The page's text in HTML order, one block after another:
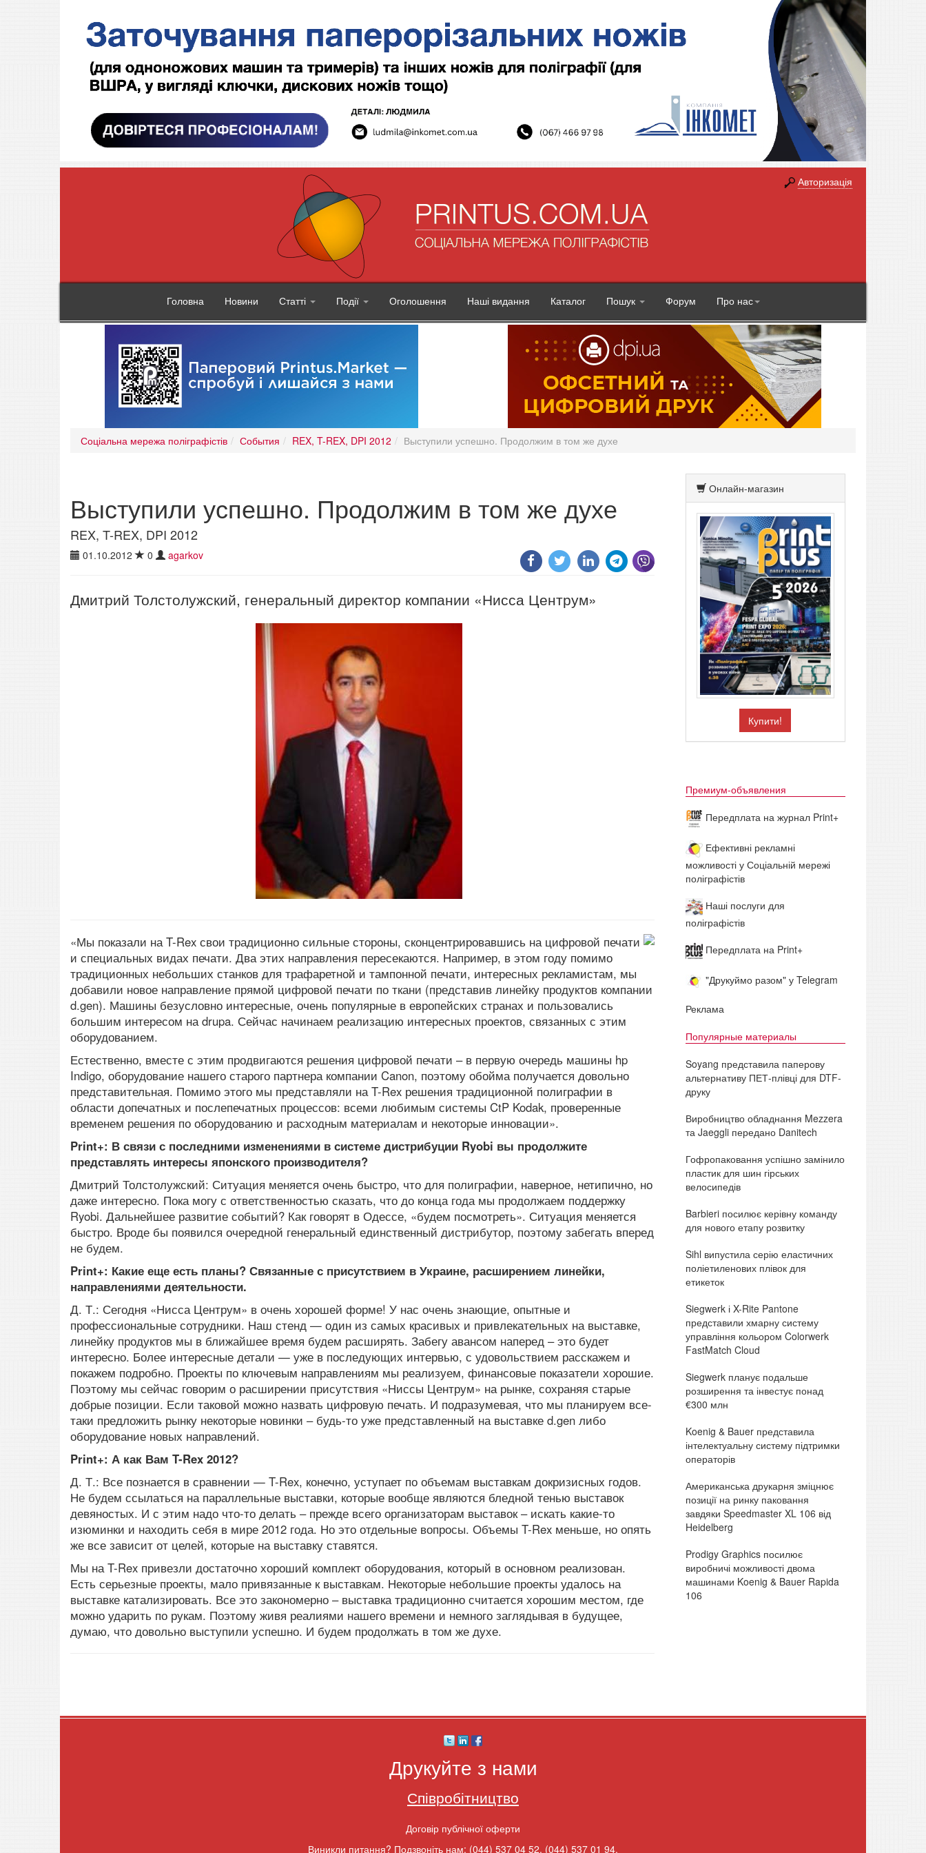
Авторизація
Головна Новини Статті Події Оголошення Наші видання Каталог Пошук Форум Про нас
Соціальна мережа поліграфістів События REX, T-REX, DPI 2012 Выступили успешно. Продолжим в том же духе
Выступили успешно. Продолжим в том же духе
REX, T-REX, DPI 2012
01.10.2012 0 agarkov
Дмитрий Толстолужский, генеральный директор компании «Нисса Центрум»
«Мы показали на T-Rex свои традиционно сильные стороны, сконцентрировавшись на цифровой печати
и специальных видах печати. Два этих направления пересекаются. Например, в этом году помимо
традиционных небольших станков для трафаретной и тампонной печати, интересных рекламистам, мы
добавили новое направление прямой цифровой печати по ткани (представив линейку продуктов компании
d.gen). Машины безусловно интересные, очень популярные в европейских странах и пользовались
большим интересом на drupa. Сейчас начинаем реализацию интересных проектов, связанных с этим
оборудованием.
Естественно, вместе с этим продвигаются решения цифровой печати – в первую очередь машины hp
Indigo, оборудование нашего старого партнера компании Canon, поэтому обойма получается довольно
представительная. Помимо этого мы представляли на T-Rex решения традиционной полиграфии в
области допечатных и послепечатных процессов: всеми любимым системы CtP Kodak, проверенные
временем решения по оборудованию и расходным материалам и некоторые инновации».
Print+: В связи с последними изменениями в системе дистрибуции Ryobi вы продолжите
представлять интересы японского производителя?
Дмитрий Толстолужский: Ситуация меняется очень быстро, что для полиграфии, наверное, нетипично, но
даже интересно. Пока могу с ответственностью сказать, что до конца года мы продолжаем поддержку
Ryobi. Дальнейшее развитие событий? Как говорят в Одессе, «будем посмотреть». Ситуация меняется
быстро. Вроде бы появился очередной генеральный единственный дистрибутор, поэтому забегать вперед
не будем.
Print+: Какие еще есть планы? Связанные с присутствием в Украине, расширением линейки,
направлениями деятельности.
Д. Т.: Сегодня «Нисса Центрум» в очень хорошей форме! У нас очень знающие, опытные и
профессиональные сотрудники. Наш стенд — один из самых красивых и привлекательных на выставке,
линейку продуктов мы в ближайшее время будем расширять. Забегу авансом наперед – это будет
интересно. Более интересные детали — уже в последующих интервью, с удовольствием расскажем и
покажем подробно. Проекты по ключевым направлениям мы реализуем, финансовые показатели хорошие.
Поэтому мы сейчас говорим о расширении присутствия «Ниссы Центрум» на рынке, сохраняя старые
добрые позиции. Если таковой можно назвать цифровую печать. И подразумевая, что мы планируем все-
таки предложить рынку некоторые новинки – будь-то уже представленный на выставке d.gen либо
оборудование новых направлений.
Print+: А как Вам T-Rex 2012?
Д. Т.: Все познается в сравнении — T-Rex, конечно, уступает по объемам выставкам докризисных годов.
Не будем ссылаться на параллельные выставки, которые вообще являются бледной тенью выставок
девяностых. И с этим надо что-то делать – прежде всего организаторам выставок – искать какие-то
изюминки и находить себя в мире 2012 года. Но это отдельные вопросы. Объемы T-Rex меньше, но опять
же все зависит от целей, которые на выставку ставятся.
Мы на T-Rex привезли достаточно хороший комплект оборудования, который в основном реализован.
Есть серьезные проекты, мало привязанные к выставкам. Некоторые небольшие проекты удалось на
выставке катализировать. Все это закономерно – выставка традиционно считается хорошим местом, где
можно ударить по рукам. Поэтому живя реалиями нашего времени и немного заглядывая в будущее,
думаю, что довольно выступили успешно. И будем продолжать в том же духе.
Онлайн-магазин
Купити!
Премиум-объявления
Передплата на журнал Print+
Ефективні рекламні
можливості у Соціальній мережі
поліграфістів
Наші послуги для
поліграфістів
Передплата на Print+
"Друкуймо разом" у Telegram
Реклама
Популярные материалы
Soyang представила паперову
альтернативу ПЕТ-плівці для DTF-
друку
Виробництво обладнання Mezzera
та Jaeggli передано Danitech
Гофропаковання успішно замінило
пластик для шин гірських
велосипедів
Barbieri посилює керівну команду
для нового етапу розвитку
Sihl випустила серію еластичних
поліетиленових плівок для
етикеток
Siegwerk і X-Rite Pantone
представили хмарну систему
управління кольором Colorwerk
FastMatch Cloud
Siegwerk планує подальше
розширення та інвестує понад
€300 млн
Koenig & Bauer представила
інтелектуальну систему підтримки
операторів
Американська друкарня зміцнює
позиції на ринку паковання
завдяки Speedmaster XL 106 від
Heidelberg
Prodigy Graphics посилює
виробничі можливості двома
машинами Koenig & Bauer Rapida
106
Друкуйте з нами
Співробітництво
Договір публічної оферти
Виникли питання? Подзвоніть нам: (044) 537 04 52, (044) 537 01 94.